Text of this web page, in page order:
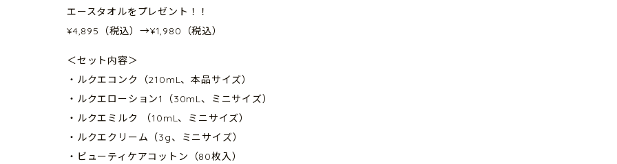
エースタオルをプレゼント！！
¥4,895（税込）→¥1,980（税込）
＜セット内容＞
・ルクエコンク（210mL、本品サイズ）
・ルクエローション1（30mL、ミニサイズ）
・ルクエミルク （10mL、ミニサイズ）
・ルクエクリーム（3g、ミニサイズ）
・ビューティケアコットン（80枚入）